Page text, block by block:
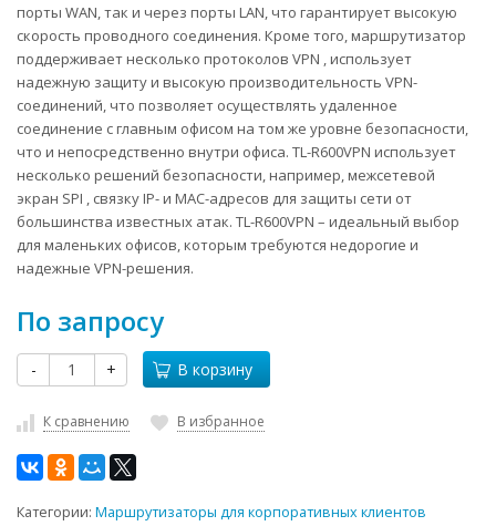
порты WAN, так и через порты LAN, что гарантирует высокую
скорость проводного соединения. Кроме того, маршрутизатор
поддерживает несколько протоколов VPN , использует
надежную защиту и высокую производительность VPN-
соединений, что позволяет осуществлять удаленное
соединение с главным офисом на том же уровне безопасности,
что и непосредственно внутри офиса. TL-R600VPN использует
несколько решений безопасности, например, межсетевой
экран SPI , связку IP- и MAC-адресов для защиты сети от
большинства известных атак. TL-R600VPN – идеальный выбор
для маленьких офисов, которым требуются недорогие и
надежные VPN-решения.
По запросу
- + В корзину
К сравнению В избранное
Категории: Маршрутизаторы для корпоративных клиентов